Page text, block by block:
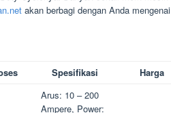
akan berbagi dengan Anda mengenai
Spesifikasi Harga
Arus: 10 – 200
Ampere, Power: